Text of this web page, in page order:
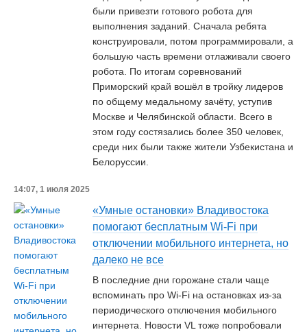
были привезти готового робота для
выполнения заданий. Сначала ребята
конструировали, потом программировали, а
большую часть времени отлаживали своего
робота. По итогам соревнований
Приморский край вошёл в тройку лидеров
по общему медальному зачёту, уступив
Москве и Челябинской области. Всего в
этом году состязались более 350 человек,
среди них были также жители Узбекистана и
Белоруссии.
14:07, 1 июля 2025
«Умные остановки» Владивостока
помогают бесплатным Wi-Fi при
отключении мобильного интернета, но
далеко не все
В последние дни горожане стали чаще
вспоминать про Wi-Fi на остановках из-за
периодического отключения мобильного
интернета. Новости VL тоже попробовали